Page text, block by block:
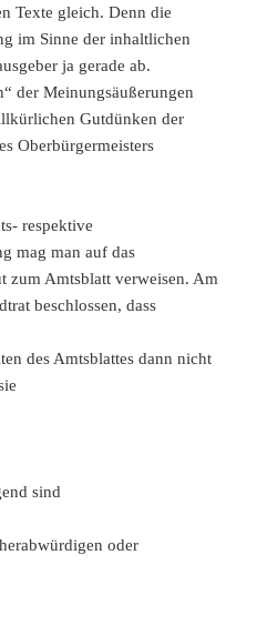
Texte gleich. Denn die
im Sinne der inhaltlichen
ja gerade ab.
der Meinungsäußerungen
Gutdünken der
Oberbürgermeisters
respektive
mag man auf das
zum Amtsblatt verweisen. Am
beschlossen, dass
des Amtsblattes dann nicht
sind
oder